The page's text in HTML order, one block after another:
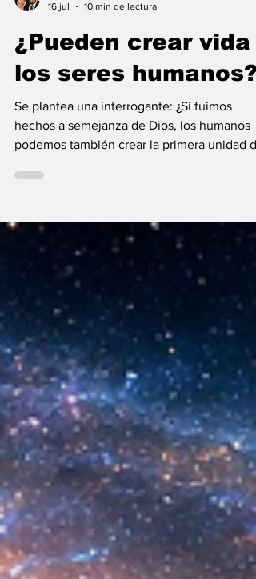
Maria Mercedes y Vladimir Gessen
los seres humanos?
hechos a semejanza de Dios, los humanos
podemos también crear la primera unidad
sintética desarrollada en laboratorio abre
nueva era científica que desafía nuestras
ideas sobre la creación... ¿Podemos crear
biológica? Durante siglos creímos que la
mayor aspiración de la inteligencia humana
consistía en comprender la vida. Hoy
comienza a aparecer una posibilidad todavía
más desconcer